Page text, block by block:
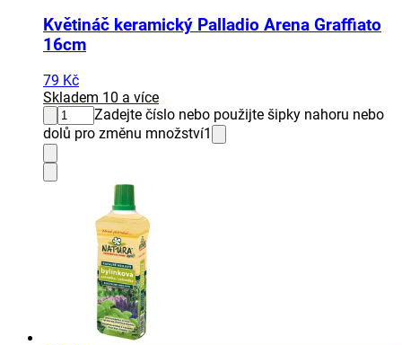
Květináč keramický Palladio Arena Graffiato
16cm
79 Kč
Skladem 10 a více
Zadejte číslo nebo použijte šipky nahoru nebo
dolů pro změnu množství1